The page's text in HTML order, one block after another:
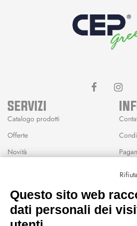
SERVIZI
Catalogo prodotti
Offerte
Novità
Wishlist
CEP GREEN
Questo sito web
dati personali dei